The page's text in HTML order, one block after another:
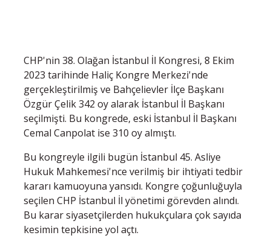
CHP'nin 38. Olağan İstanbul İl Kongresi, 8 Ekim
2023 tarihinde Haliç Kongre Merkezi'nde
gerçekleştirilmiş ve Bahçelievler İlçe Başkanı
Özgür Çelik 342 oy alarak İstanbul İl Başkanı
seçilmişti. Bu kongrede, eski İstanbul İl Başkanı
Cemal Canpolat ise 310 oy almıştı.
Bu kongreyle ilgili bugün İstanbul 45. Asliye
Hukuk Mahkemesi'nce verilmiş bir ihtiyati tedbir
kararı kamuoyuna yansıdı. Kongre çoğunluğuyla
seçilen CHP İstanbul İl yönetimi görevden alındı.
Bu karar siyasetçilerden hukukçulara çok sayıda
kesimin tepkisine yol açtı.